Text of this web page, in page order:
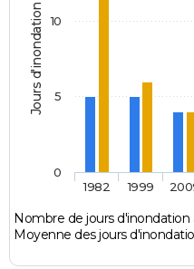
Jours d'inondation
Nombre de jours d'inondation
Moyenne des jours
1982 1999
0
5
10